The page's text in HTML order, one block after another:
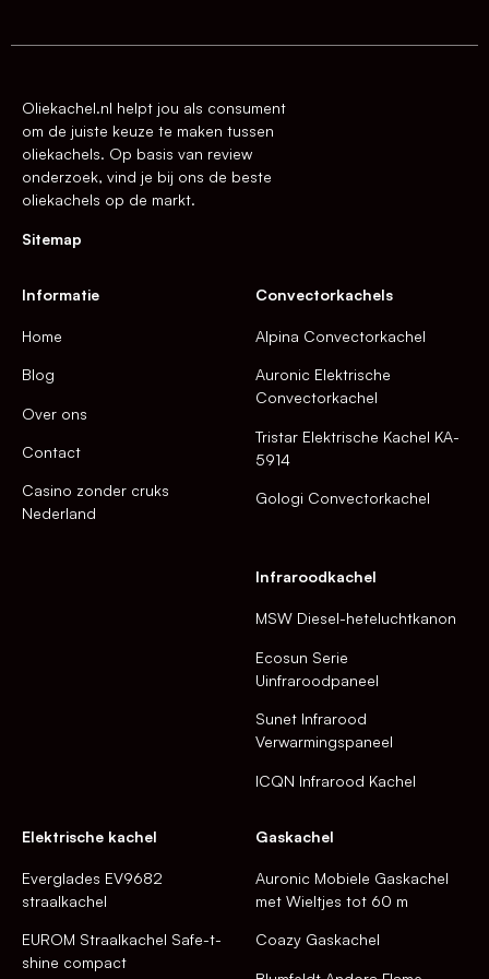
Oliekachel.nl helpt jou als consument
om de juiste keuze te maken tussen
oliekachels. Op basis van review
onderzoek, vind je bij ons de beste
oliekachels op de markt.
Sitemap
Informatie
Home
Blog
Over ons
Contact
Casino zonder cruks
Nederland
Convectorkachels
Alpina Convectorkachel
Auronic Elektrische
Convectorkachel
Tristar Elektrische Kachel KA-
5914
Gologi Convectorkachel
Infraroodkachel
MSW Diesel-heteluchtkanon
Ecosun Serie
Uinfraroodpaneel
Sunet Infrarood
Verwarmingspaneel
ICQN Infrarood Kachel
Elektrische kachel
Everglades EV9682
straalkachel
EUROM Straalkachel Safe-t-
shine compact
Gaskachel
Auronic Mobiele Gaskachel
met Wieltjes tot 60 m
Coazy Gaskachel